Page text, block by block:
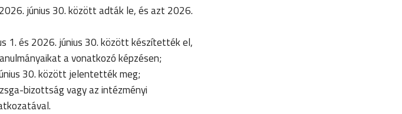
június 30. között adták le, és azt 2026.
1. és 2026. június 30. között készítették el,
a vonatkozó képzésen;
30. között jelentették meg;
bizottság vagy az intézményi